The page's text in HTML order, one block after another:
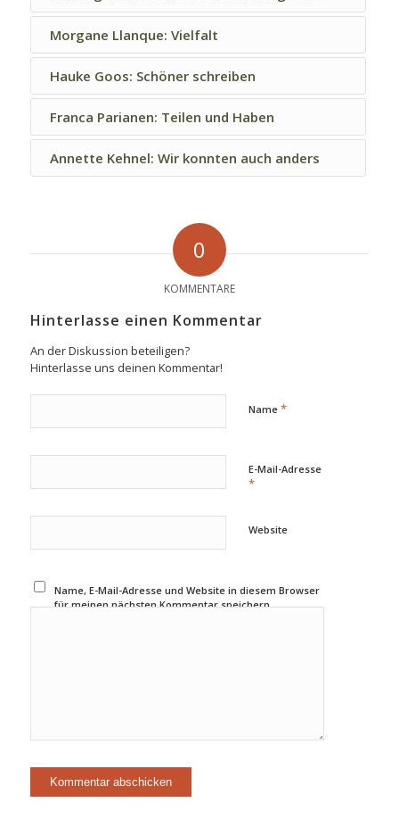
Morgane Llanque: Vielfalt
Hauke Goos: Schöner schreiben
Franca Parianen: Teilen und Haben
Annette Kehnel: Wir konnten auch anders
0
KOMMENTARE
Hinterlasse einen Kommentar
An der Diskussion beteiligen?
Hinterlasse uns deinen Kommentar!
Name *
E-Mail-Adresse
*
Website
Name, E-Mail-Adresse und Website in diesem Browser
für meinen nächsten Kommentar speichern.